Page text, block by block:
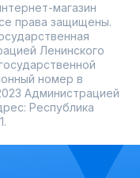
магазин
права защищены.
Ленинского
номер в
Администрацией
Республика